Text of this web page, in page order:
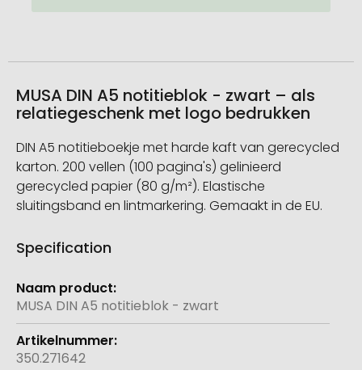
MUSA DIN A5 notitieblok - zwart – als
relatiegeschenk met logo bedrukken
DIN A5 notitieboekje met harde kaft van gerecycled
karton. 200 vellen (100 pagina's) gelinieerd
gerecycled papier (80 g/m²). Elastische
sluitingsband en lintmarkering. Gemaakt in de EU.
Specification
Meer
informatie
MUSA DIN A5 notitieblok - zwart
350.271642